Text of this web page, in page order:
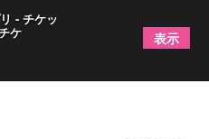
「蛍」の2曲を配信リリ
- チケッ
ケ 表示